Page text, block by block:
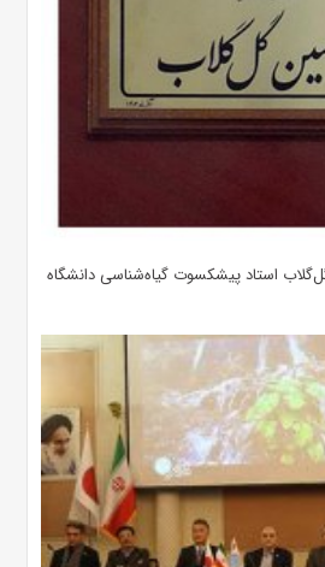
استاد پیشکسوت گیاه‌شناسی دانشگاه